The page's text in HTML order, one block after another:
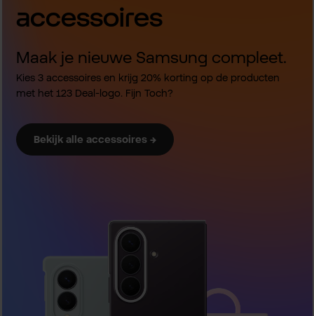
accessoires
Maak je nieuwe Samsung compleet.
Kies 3 accessoires en krijg 20% korting op de producten
met het 123 Deal-logo. Fijn Toch?
Bekijk alle accessoires →